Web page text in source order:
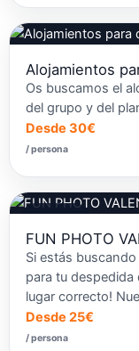
Alojamientos
Os buscamos el
del grupo y del
Desde 30€
/ persona
FUN PHOTO
Si estás
para tu despedida
lugar correcto!
Desde 25€
/ persona